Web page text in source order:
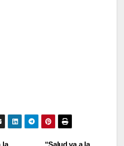
“Salud va a la
la